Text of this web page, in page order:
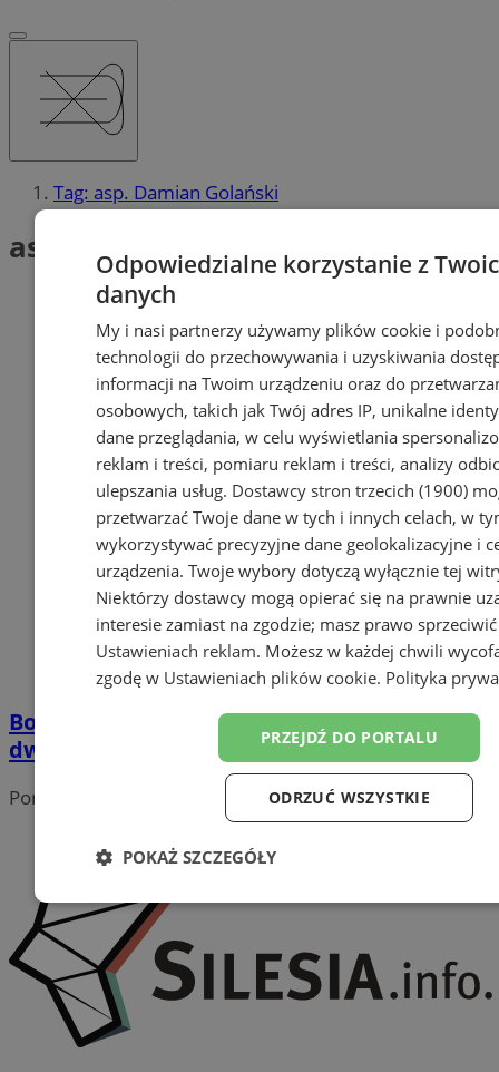
Tag: asp. Damian Golański
asp. Damian Golański (1)
Bohater poza służbą: Asp. Damian Golański
dwukrotnie uratował życie
Portal należy do sieci
Odpowiedzialne korzystanie z
danych
My i nasi partnerzy używamy plików cookie i
technologii do przechowywania i uzyskiwania
informacji na Twoim urządzeniu oraz do
osobowych, takich jak Twój adres IP, unikalne
dane przeglądania, w celu wyświetlania
reklam i treści, pomiaru reklam i treści, analizy
ulepszania usług. Dostawcy stron trzecich (1900)
przetwarzać Twoje dane w tych i innych celach, w
wykorzystywać precyzyjne dane geolokalizacyjne i
urządzenia. Twoje wybory dotyczą wyłącznie tej
Niektórzy dostawcy mogą opierać się na prawnie
interesie zamiast na zgodzie; masz prawo
Ustawieniach reklam. Możesz w każdej chwili
zgodę w Ustawieniach plików cookie. Polityka
PRZEJDŹ DO PORTALU
ODRZUĆ WSZYSTKIE
POKAŻ SZCZEGÓŁY
Niezbędne Wydajność Targetowanie
Niesklasyfikowane